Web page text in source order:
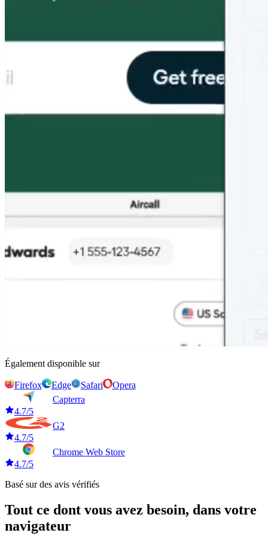
Également disponible sur
Firefox Edge Safari
Opera
Capterra
4.7/5
G2
4.7/5
Chrome Web Store
4.7/5
Basé sur des avis vérifiés
Tout ce dont vous avez besoin, dans votre
navigateur